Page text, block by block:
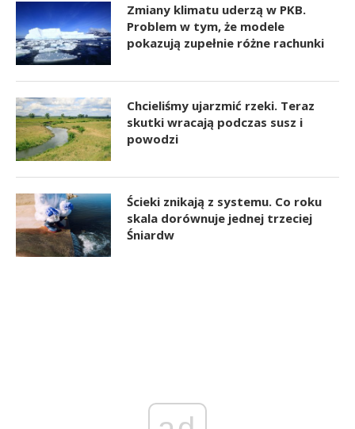
Zmiany klimatu uderzą w PKB.
Problem w tym, że modele
pokazują zupełnie różne rachunki
Chcieliśmy ujarzmić rzeki. Teraz
skutki wracają podczas susz i
powodzi
Ścieki znikają z systemu. Co roku
skala dorównuje jednej trzeciej
Śniardw